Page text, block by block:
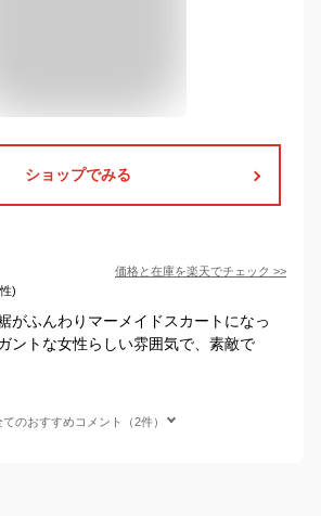
ショップでみる
価格と在庫を楽天でチェック >>
)
がふんわりマーメイドスカートになっ
ントな女性らしい雰囲気で、素敵で
てのおすすめコメント（2件）